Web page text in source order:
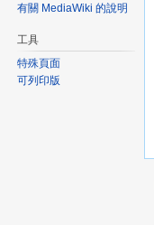
有關 MediaWiki 的說明
工具
特殊頁面
可列印版